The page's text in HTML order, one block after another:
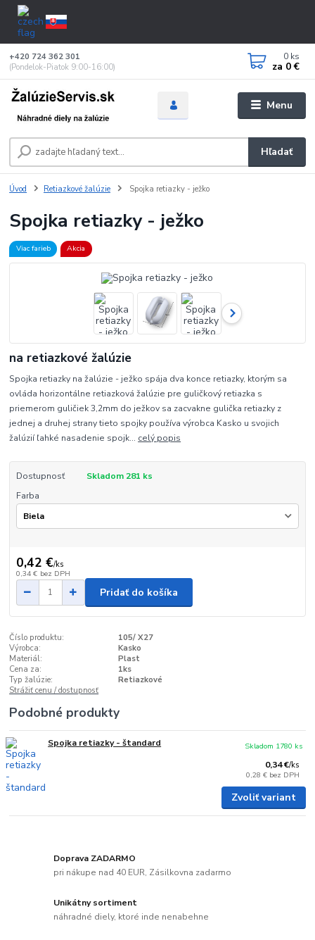
Menu
Hľadať
+420 724 362 301
(Pondelok-Piatok 9:00-16:00)
0 ks
za 0 €
Úvod Retiazkové žalúzie Spojka retiazky - ježko
Spojka retiazky - ježko
Viac farieb Akcia
na retiazkové žalúzie
Spojka retiazky na žalúzie - ježko spája dva konce retiazky, ktorým sa
ovláda horizontálne retiazková žalúzie pre guličkový retiazka s
priemerom guličiek 3,2mm do ježkov sa zacvakne gulička retiazky z
jednej a druhej strany tieto spojky používa výrobca Kasko u svojich
žalúzií ľahké nasadenie spojk... celý popis
Dostupnosť
Skladom 281 ks
Farba
0,42 €/ks
0,34 € bez DPH
Pridať do košíka
Číslo produktu:
105/ X27
Výrobca:
Kasko
Materiál:
Plast
Cena za:
1ks
Typ žalúzie:
Retiazkové
Strážiť cenu / dostupnosť
Podobné produkty
Spojka retiazky - štandard
0,34 €/ks
0,28 € bez DPH
Skladom 1780 ks
Zvoliť variant
Doprava ZADARMO
pri nákupe nad 40 EUR, Zásilkovna zadarmo
Unikátny sortiment
náhradné diely, ktoré inde nenabehne